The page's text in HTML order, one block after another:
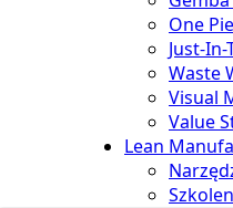
One
Just-In-
Waste
Visual
Value
Lean